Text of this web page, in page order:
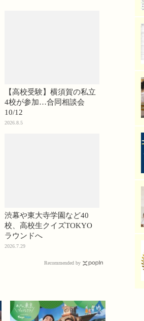
【高校受験】横須賀の私立
4校が参加…合同相談会
10/12
2026.8.5
渋幕や東大寺学園など40
校、高校生クイズTOKYO
ラウンドへ
2026.7.29
Recommended by